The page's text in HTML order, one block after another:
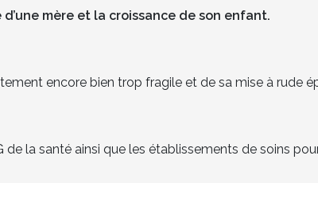
mère et la croissance de son enfant.
encore bien trop fragile et de sa mise à rude
la santé ainsi que les établissements de soins